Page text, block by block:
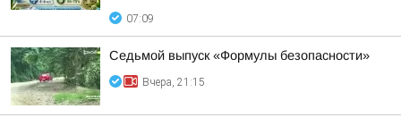
07:09
Седьмой выпуск «Формулы безопасности»
Вчера, 21:15